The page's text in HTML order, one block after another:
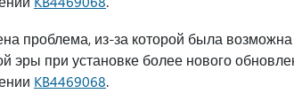
проблема, из-за которой была
эры при установке более нового
KB4469068.